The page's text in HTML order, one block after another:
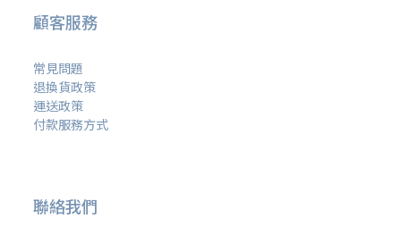
顧客服務
常見問題
退換貨政策
運送政策
付款服務方式
聯絡我們